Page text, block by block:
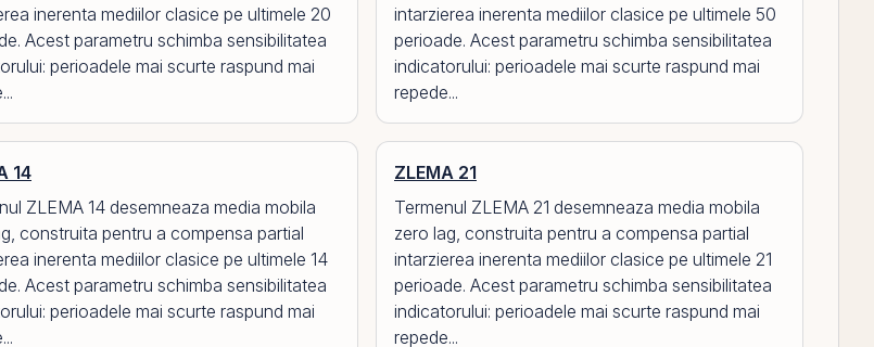
inerenta mediilor clasice pe ultimele 20
Acest parametru schimba sensibilitatea
perioadele mai scurte raspund mai
intarzierea inerenta mediilor clasice pe ultimele 50
perioade. Acest parametru schimba sensibilitatea
indicatorului: perioadele mai scurte raspund mai
repede...
14
ZLEMA 14 desemneaza media mobila
construita pentru a compensa partial
inerenta mediilor clasice pe ultimele 14
Acest parametru schimba sensibilitatea
perioadele mai scurte raspund mai
ZLEMA 21
Termenul ZLEMA 21 desemneaza media mobila
zero lag, construita pentru a compensa partial
intarzierea inerenta mediilor clasice pe ultimele 21
perioade. Acest parametru schimba sensibilitatea
indicatorului: perioadele mai scurte raspund mai
repede...